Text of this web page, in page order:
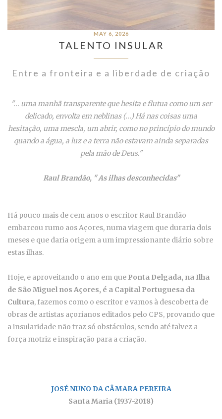
MAY 6, 2026
TALENTO INSULAR
Entre a fronteira e a liberdade de criação
"... uma manhã transparente que hesita e flutua como um ser
delicado, envolta em neblinas (...) Há nas coisas uma
hesitação, uma mescla, um abrir, como no princípio do mundo
quando a água, a luz e a terra não estavam ainda separadas
pela mão de Deus."
Raul Brandão, " As ilhas desconhecidas"
Há pouco mais de cem anos o escritor Raul Brandão
embarcou rumo aos Açores, numa viagem que duraria dois
meses e que daria origem a um impressionante diário sobre
estas ilhas.
Hoje, e aproveitando o ano em que Ponta Delgada, na Ilha
de São Miguel nos Açores, é a Capital Portuguesa da
Cultura, fazemos como o escritor e vamos à descoberta de
obras de artistas açorianos editados pelo CPS, provando que
a insularidade não traz só obstáculos, sendo até talvez a
força motriz e inspiração para a criação.
JOSÉ NUNO DA CÂMARA PEREIRA
Santa Maria (1937-2018)